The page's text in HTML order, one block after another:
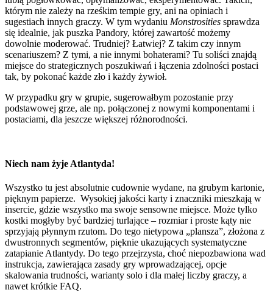
którym nie zależy na rześkim tempie gry, ani na opiniach i
sugestiach innych graczy. W tym wydaniu Monstrosities sprawdza
się idealnie, jak puszka Pandory, której zawartość możemy
dowolnie moderować. Trudniej? Łatwiej? Z takim czy innym
scenariuszem? Z tymi, a nie innymi bohaterami? Tu soliści znajdą
miejsce do strategicznych poszukiwań i łączenia zdolności postaci
tak, by pokonać każde zło i każdy żywioł.
W przypadku gry w grupie, sugerowałbym pozostanie przy
podstawowej grze, ale np. połączonej z nowymi komponentami i
postaciami, dla jeszcze większej różnorodności.
Niech nam żyje Atlantyda!
Wszystko tu jest absolutnie cudownie wydane, na grubym kartonie,
pięknym papierze. Wysokiej jakości karty i znaczniki mieszkają w
insercie, gdzie wszystko ma swoje sensowne miejsce. Może tylko
kostki mogłyby być bardziej turlające – rozmiar i proste kąty nie
sprzyjają płynnym rzutom. Do tego nietypowa „plansza”, złożona z
dwustronnych segmentów, pięknie ukazujących systematyczne
zatapianie Atlantydy. Do tego przejrzysta, choć niepozbawiona wad
instrukcja, zawierająca zasady gry wprowadzającej, opcje
skalowania trudności, warianty solo i dla małej liczby graczy, a
nawet krótkie FAQ.